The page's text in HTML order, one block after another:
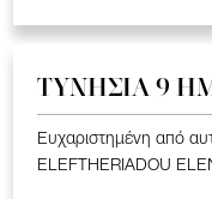
ΤΥΝΗΣΙΑ 9
Ευχαριστημένη από
ELEFTHERIADOU